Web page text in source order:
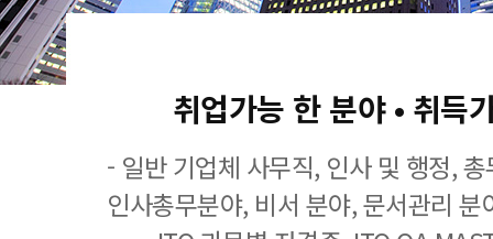
취업가능 한 분야 • 취득
- 일반 기업체 사무직, 인사 및 행정,
인사총무분야, 비서 분야, 문서관리